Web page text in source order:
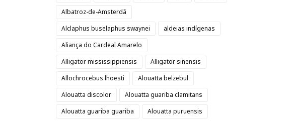
Albatroz-de-Amsterdã
Alclaphus buselaphus swaynei
aldeias indígenas
Aliança do Cardeal Amarelo
Alligator mississippiensis
Alligator sinensis
Allochrocebus lhoesti
Alouatta belzebul
Alouatta discolor
Alouatta guariba clamitans
Alouatta guariba guariba
Alouatta puruensis